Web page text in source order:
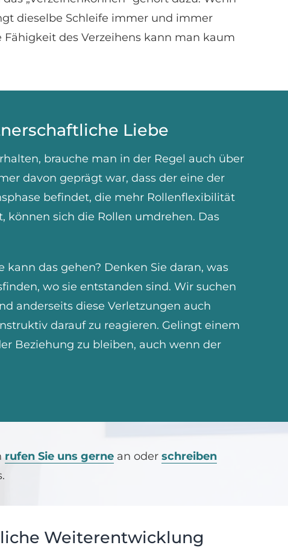
dieselbe Schleife immer und immer
des Verzeihens kann man kaum
Liebe
brauche man in der Regel auch über
davon geprägt war, dass der eine der
befindet, die mehr Rollenflexibilität
sich die Rollen umdrehen. Das
das gehen? Denken Sie daran, was
wo sie entstanden sind. Wir suchen
anderseits diese Verletzungen auch
darauf zu reagieren. Gelingt einem
Beziehung zu bleiben, auch wenn der
rufen Sie uns gerne an oderschreiben
Weiterentwicklung